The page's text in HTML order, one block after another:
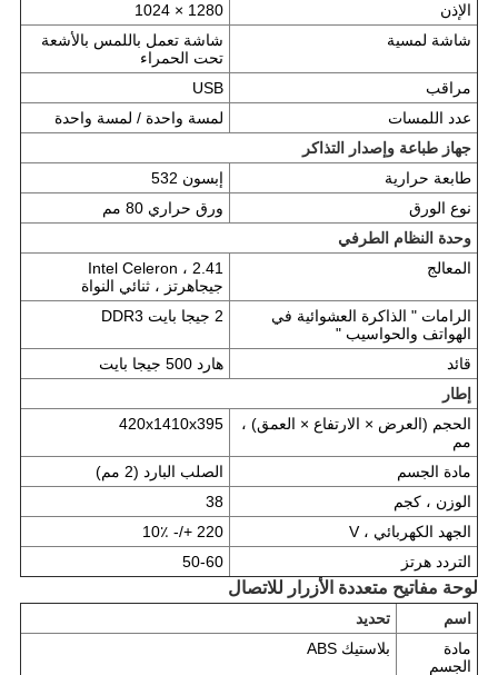
الإذن
1280 × 1024
شاشة لمسية
شاشة تعمل باللمس بالأشعة
تحت الحمراء
مراقب
USB
عدد اللمسات
لمسة واحدة / لمسة واحدة
جهاز طباعة وإصدار التذاكر
طابعة حرارية
إبسون 532
نوع الورق
ورق حراري 80 مم
وحدة النظام الطرفي
المعالج
Intel Celeron ، 2.41
جيجاهرتز ، ثنائي النواة
الرامات " الذاكرة العشوائية في
الهواتف والحواسيب "
2 جيجا بايت DDR3
قائد
هارد 500 جيجا بايت
إطار
الحجم (العرض × الارتفاع × العمق) ،
مم
420x1410x395
مادة الجسم
الصلب البارد (2 مم)
الوزن ، كجم
38
الجهد الكهربائي ، V
220 +/- 10٪
التردد هرتز
50-60
لوحة مفاتيح متعددة الأزرار للاتصال
اسم
تحديد
مادة
الجسم
بلاستيك ABS